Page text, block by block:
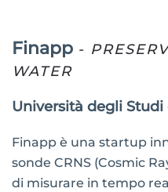
Finapp -
WATER
Università degli Studi
Finapp è una startup
sonde CRNS (Cosmic
di misurare in tempo